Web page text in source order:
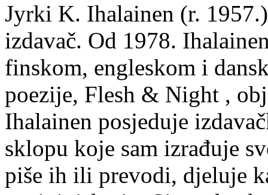
Jyrki K. Ihalainen (r.
izdavač. Od 1978.
finskom, engleskom i
poezije, Flesh & Night ,
Ihalainen posjeduje
sklopu koje sam izrađuje
piše ih ili prevodi, djeluje